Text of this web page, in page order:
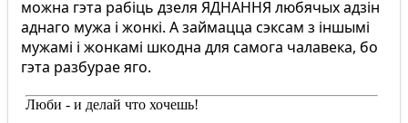
можна гэта рабіць дзеля ЯДНАННЯ любячых адзін
аднаго мужа і жонкі. А займацца сэксам з іншымі
мужамі і жонкамі шкодна для самога чалавека, бо
гэта разбурае яго.
Люби - и делай что хочешь!